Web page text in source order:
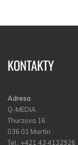
KONTAKTY
Adresa
Q-MEDIA
Thurzova 16
036 01 Martin
Tel.: +421 43 4132926